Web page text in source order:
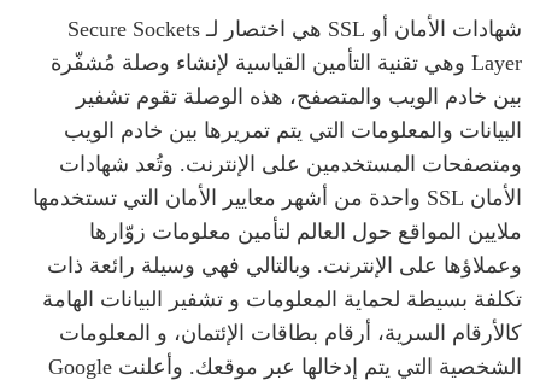
شهادات الأمان أو SSL هي اختصار لـ Secure Sockets
Layer وهي تقنية التأمين القياسية لإنشاء وصلة مُشفّرة
بين خادم الويب والمتصفح، هذه الوصلة تقوم تشفير
البيانات والمعلومات التي يتم تمريرها بين خادم الويب
ومتصفحات المستخدمين على الإنترنت. وتُعد شهادات
الأمان SSL واحدة من أشهر معايير الأمان التي تستخدمها
ملايين المواقع حول العالم لتأمين معلومات زوّارها
وعملاؤها على الإنترنت. وبالتالي فهي وسيلة رائعة ذات
تكلفة بسيطة لحماية المعلومات و تشفير البيانات الهامة
كالأرقام السرية، أرقام بطاقات الإئتمان، و المعلومات
الشخصية التي يتم إدخالها عبر موقعك. وأعلنت Google